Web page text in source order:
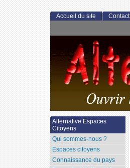
Accueil du site Contact
Alternative Espaces
Citoyens
Qui sommes-nous ?
Espaces citoyens
Connaissance du pays